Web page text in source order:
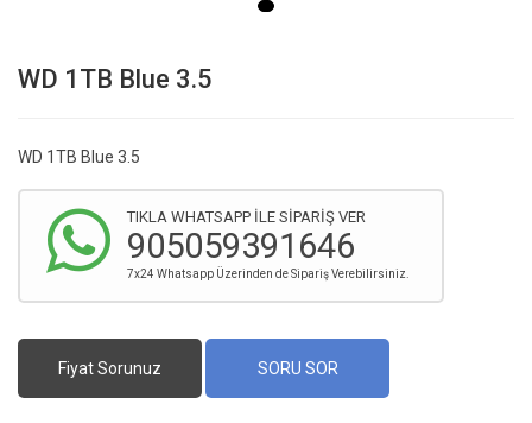
WD 1TB Blue 3.5
WD 1TB Blue 3.5
TIKLA WHATSAPP İLE SİPARİŞ VER
905059391646
7x24 Whatsapp Üzerinden de Sipariş Verebilirsiniz.
Fiyat Sorunuz SORU SOR